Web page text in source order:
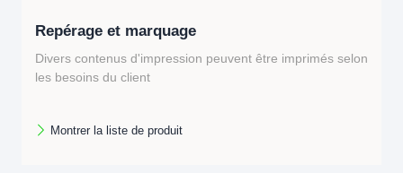
Repérage et marquage
Divers contenus d'impression peuvent être imprimés selon
les besoins du client
Montrer la liste de produit